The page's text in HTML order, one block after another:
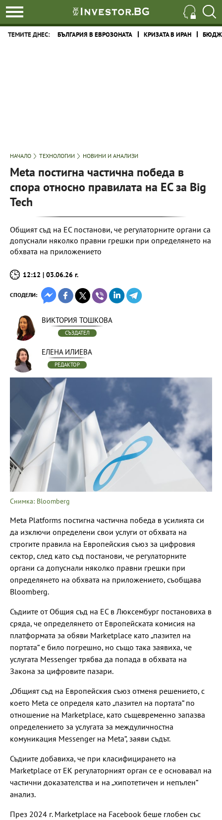
ТЕМИТЕ ДНЕС: БЪЛГАРИЯ В ЕВРОЗОНАТА КРИЗАТА В ИРАН
НАЧАЛО ТЕХНОЛОГИИ НОВИНИ И АНАЛИЗИ
Meta постигна частична победа в
спора относно правилата на ЕС за Big
Tech
Общият съд на ЕС постанови, че регулаторните органи са
допуснали няколко правни грешки при определянето на
обхвата на приложението
12:12 | 03.06.26 г.
СПОДЕЛИ:
ВИКТОРИЯ ТОШКОВА
СЪЗДАТЕЛ
ЕЛЕНА ИЛИЕВА
РЕДАКТОР
Снимка: Bloomberg
Meta Platforms постигна частична победа в усилията си
да изключи определени свои услуги от обхвата на
строгите правила на Европейския съюз за цифровия
сектор, след като съд постанови, че регулаторните
органи са допуснали няколко правни грешки при
определянето на обхвата на приложението, съобщава
Bloomberg.
Съдиите от Общия съд на ЕС в Люксембург постановиха в
сряда, че определянето от Европейската комисия на
платформата за обяви Marketplace като „пазител на
портата“ е било погрешно, но също така заявиха, че
услугата Messenger трябва да попада в обхвата на
Закона за цифровите пазари.
„Общият съд на Европейския съюз отменя решението, с
което Meta се определя като „пазител на портата“ по
отношение на Marketplace, като същевременно запазва
определението за услугата за междуличностна
комуникация Messenger на Meta“, заяви съдът.
Съдиите добавиха, че при класифицирането на
Marketplace от ЕК регулаторният орган се е основавал на
частични доказателства и на „хипотетичен и непълен“
анализ.
През 2024 г. Marketplace на Facebook беше глобен със